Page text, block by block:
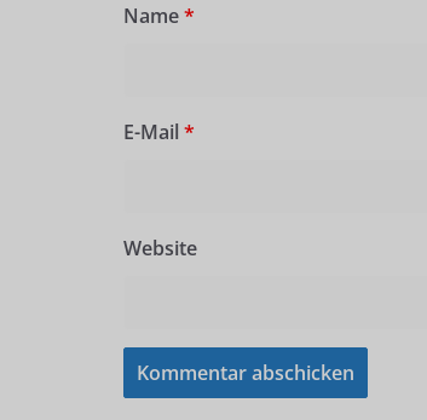
Name*
E-Mail *
Website